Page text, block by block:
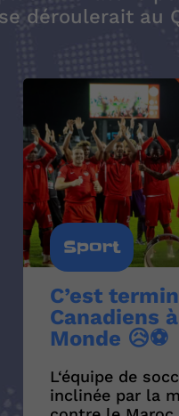
déroulerait au
Sport
C’est
Canadiens
Monde 😥⚽️
L‘équipe de
inclinée par la